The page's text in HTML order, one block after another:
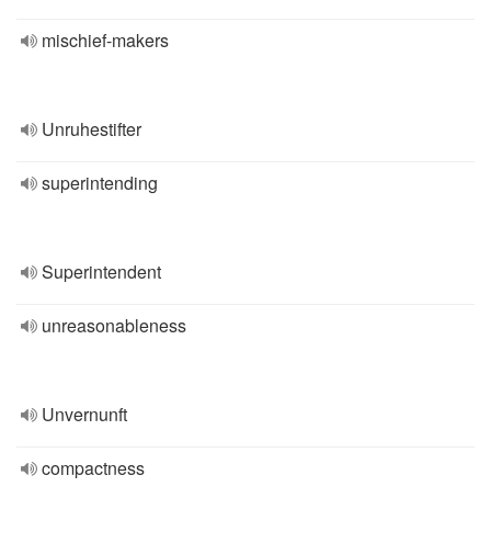
mischief-makers
Unruhestifter
superintending
Superintendent
unreasonableness
Unvernunft
compactness